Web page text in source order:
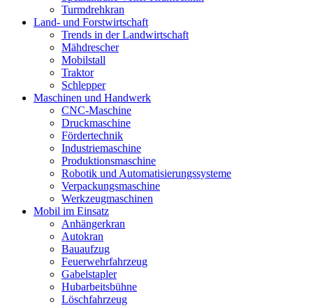
Turmdrehkran
Land- und Forstwirtschaft
Trends in der Landwirtschaft
Mähdrescher
Mobilstall
Traktor
Schlepper
Maschinen und Handwerk
CNC-Maschine
Druckmaschine
Fördertechnik
Industriemaschine
Produktionsmaschine
Robotik und Automatisierungssysteme
Verpackungsmaschine
Werkzeugmaschinen
Mobil im Einsatz
Anhängerkran
Autokran
Bauaufzug
Feuerwehrfahrzeug
Gabelstapler
Hubarbeitsbühne
Löschfahrzeug